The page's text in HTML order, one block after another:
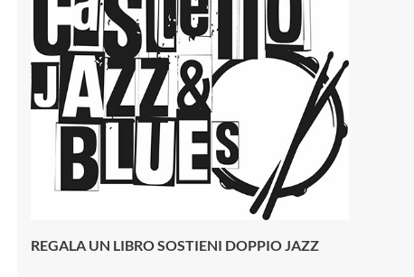
REGALA UN LIBRO SOSTIENI DOPPIO JAZZ